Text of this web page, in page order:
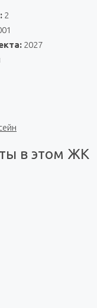
2
2027
в этом ЖК